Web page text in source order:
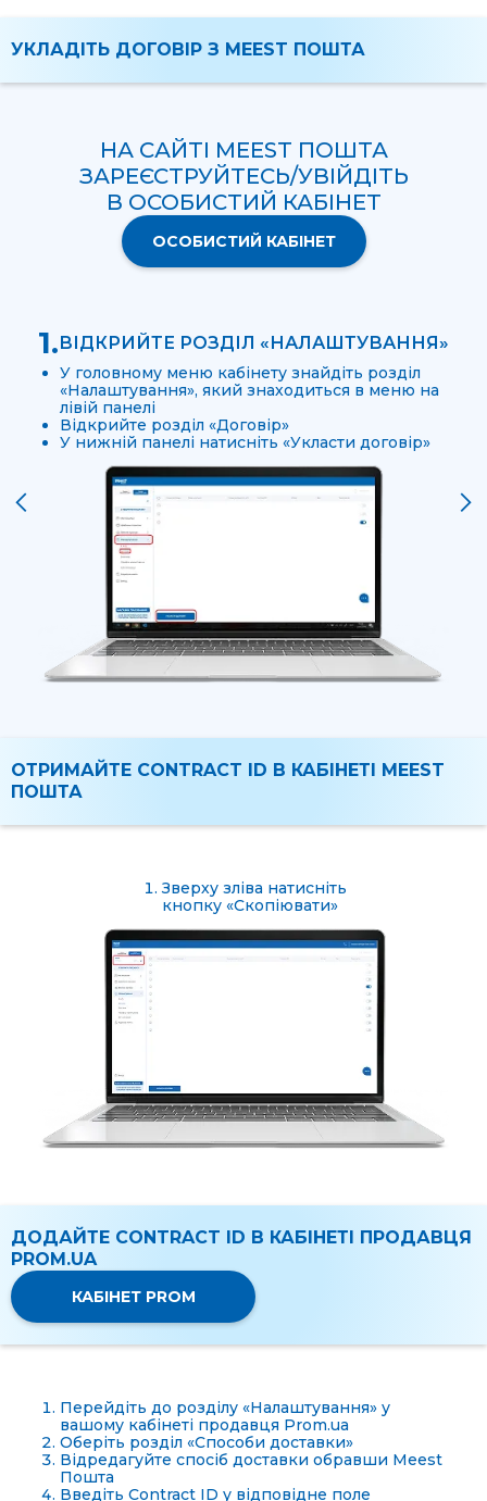
УКЛАДІТЬ ДОГОВІР З MEEST ПОШТА
НА САЙТІ MEEST ПОШТА
ЗАРЕЄСТРУЙТЕСЬ/УВІЙДІТЬ
В ОСОБИСТИЙ КАБІНЕТ
ОСОБИСТИЙ КАБІНЕТ
1.ВІДКРИЙТЕ РОЗДІЛ «НАЛАШТУВАННЯ»
У головному меню кабінету знайдіть розділ
«Налаштування», який знаходиться в меню на
лівій панелі
Відкрийте розділ «Договір»
У нижній панелі натисніть «Укласти договір»
ОТРИМАЙТЕ CONTRACT ID В КАБІНЕТІ MEEST
ПОШТА
Зверху зліва натисніть
кнопку «Скопіювати»
ДОДАЙТЕ CONTRACT ID В КАБІНЕТІ ПРОДАВЦЯ
PROM.UA
КАБІНЕТ PROM
Перейдіть до розділу «Налаштування» у
вашому кабінеті продавця Prom.ua
Оберіть розділ «Способи доставки»
Відредагуйте спосіб доставки обравши Meest
Пошта
Введіть Contract ID у відповідне поле